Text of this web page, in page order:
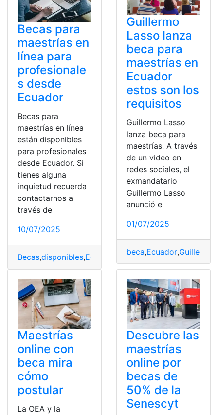
Becas para
maestrías en
línea para
profesionale
s desde
Ecuador
Becas para
maestrías en línea
están disponibles
para profesionales
desde Ecuador. Si
tienes alguna
inquietud recuerda
contactarnos a
través de
10/07/2025
Becas,disponibles,Ecuador Línea,Maestrías,
Guillermo
Lasso lanza
beca para
maestrías en
Ecuador
estos son los
requisitos
Guillermo Lasso
lanza beca para
maestrías. A través
de un video en
redes sociales, el
exmandatario
Guillermo Lasso
anunció el
01/07/2025
beca,Ecuador,Guillermo
Maestrías
online con
beca mira
cómo
postular
La OEA y la
Descubre las
maestrías
online por
becas de
50% de la
Senescyt